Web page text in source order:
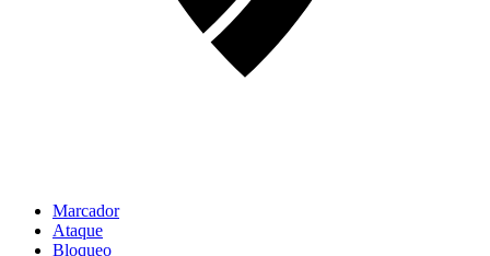
Marcador
Ataque
Bloqueo